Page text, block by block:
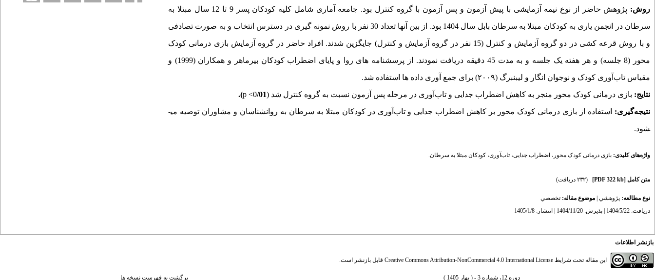
روش‌: پژوهش حاضر از نوع نیمه آزمایشی با پیش ­آزمون و پس ­آزمون با گروه کنترل بود. جامعه آماری شامل کلیه کودکان پسر 9 تا 12 سال مبتلا به
سرطان در انجمن یاری به کودکان مبتلا به سرطان بابل سال 1404 بود. از بین آن­ها تعداد 30 نفر با روش نمونه ­گیری در دسترس انتخاب و به­ صورت تصادفی
و با روش قرعه­ کشی در دو گروه آزمایش و کنترل (15 نفر در گروه آزمایش و کنترل) جایگزین شدند. افراد حاضر در گروه آزمایش بازی درمانی کودک
محور (8 جلسه) و هر هفته یک جلسه و به مدت 45 دقیقه دریافت نمودند. از پرسشنامه های روا و پایای اضطراب کودکان بیرماهر و همکاران (1999) و
مقیاس تاب‌آوری کودک و نوجوان انگار و لیبنبرگ (۲۰۰۹) برای جمع آوری داده ها استفاده شد.
نتایج: بازی درمانی کودک محور منجر به کاهش اضطراب جدایی و تاب‌آوری در مرحله پس آزمون نسبت به گروه کنترل شد (0/01
p <
).
نتیجه‌گیری: استفاده از بازی درمانی کودک محور بر کاهش اضطراب جدایی و تاب‌آوریدر کودکان مبتلا به سرطان به روانشناسان و مشاوران توصیه می­
شود.
واژه‌های کلیدی: بازی درمانی کودک محور ، اضطراب جدایی، تاب‌آوری، کودکان مبتلا به سرطان.
متن کامل [PDF 322 kb] (۲۳۲ دریافت)
نوع مطالعه: پژوهشي موضوع مقاله: تخصصي
دریافت: 1404/5/22 | پذیرش: 1404/11/20 | انتشار: 1405/1/8
بازنشر اطلاعات
این مقاله تحت شرایط Creative Commons Attribution-NonCommercial 4.0 International License قابل بازنشر است.
دوره 12، شماره 3 - ( بهار 1405 ) برگشت به فهرست نسخه ها